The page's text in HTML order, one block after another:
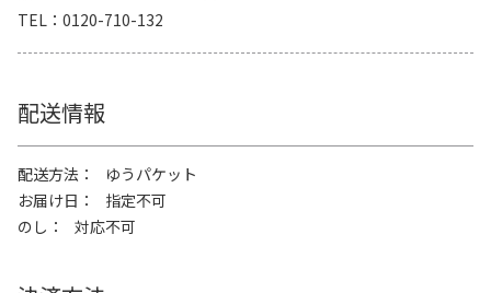
TEL
0120-710-132
配送情報
配送方法
ゆうパケット
お届け日
指定不可
のし
対応不可